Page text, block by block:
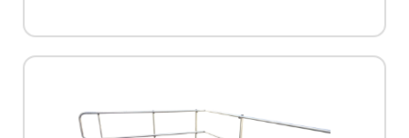
למידע נוסף